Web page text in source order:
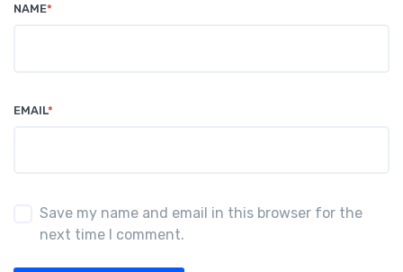
NAME*
EMAIL*
Save my name and email in this browser for the
next time I comment.